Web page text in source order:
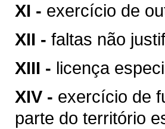
XI - exercício de
XII - faltas não
XIII - licença
XIV - exercício de
parte do território